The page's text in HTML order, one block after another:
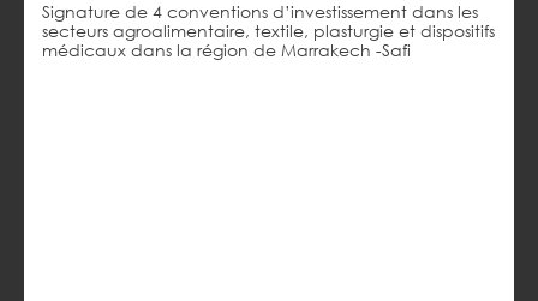
Signature de 4 conventions d’investissement dans les
secteurs agroalimentaire, textile, plasturgie et dispositifs
médicaux dans la région de Marrakech -Safi